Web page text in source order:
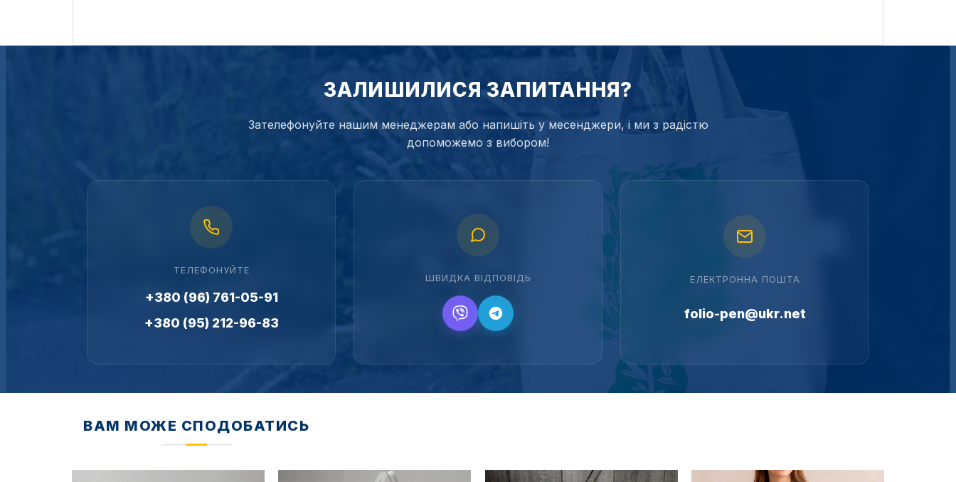
ЗАЛИШИЛИСЯ ЗАПИТАННЯ?
Зателефонуйте нашим менеджерам або напишіть у месенджери, і ми з радістю
допоможемо з вибором!
ТЕЛЕФОНУЙТЕ
+380 (96) 761-05-91
+380 (95) 212-96-83
ШВИДКА ВІДПОВІДЬ ЕЛЕКТРОННА ПОШТА
folio-pen@ukr.net
ВАМ МОЖЕ СПОДОБАТИСЬ